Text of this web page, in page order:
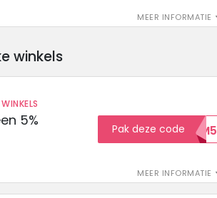
MEER INFORMATIE
winkels
5%
MEER INFORMATIE
Pak deze codeWELKOM5